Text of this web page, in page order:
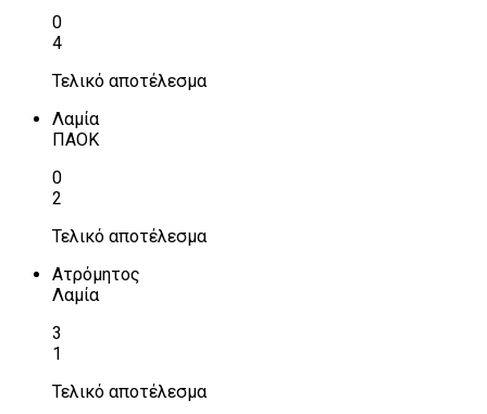
0
4
Τελικό αποτέλεσμα
Λαμία
ΠΑΟΚ
0
2
Τελικό αποτέλεσμα
Ατρόμητος
Λαμία
3
1
Τελικό αποτέλεσμα